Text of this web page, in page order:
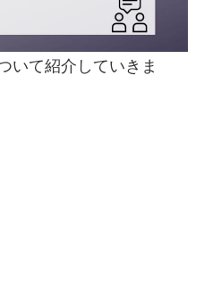
いて紹介していきま